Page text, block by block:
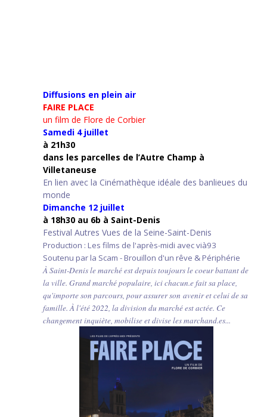
Diffusions en plein air
FAIRE PLACE
un film de Flore de Corbier
Samedi 4 juillet
à 21h30
dans les parcelles de l’Autre Champ à
Villetaneuse
En lien avec la Cinémathèque idéale des banlieues du
monde
Dimanche 12 juillet
à 18h30 au 6b à Saint-Denis
Festival Autres Vues de la Seine-Saint-Denis
Production : Les films de l'après-midi avec vià93
Soutenu par la Scam - Brouillon d'un rêve & Périphérie
À Saint-Denis le marché est depuis toujours le coeur battant de
la ville. Grand marché populaire, ici chacun.e fait sa place,
qu'importe son parcours, pour assurer son avenir et celui de sa
famille. À l'été 2022, la division du marché est actée. Ce
changement inquiète, mobilise et divise les marchand.es...